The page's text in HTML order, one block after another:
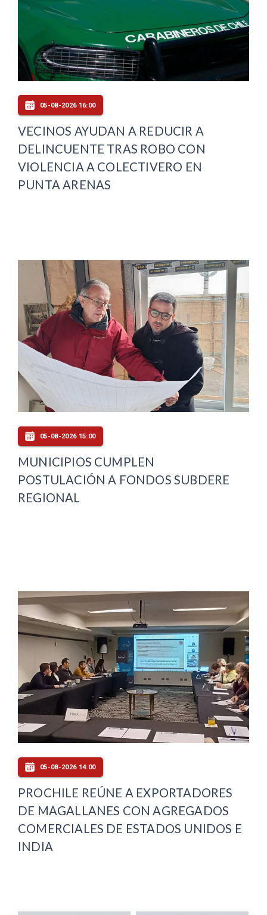
05-08-2026 16:00
VECINOS AYUDAN A REDUCIR A
DELINCUENTE TRAS ROBO CON
VIOLENCIA A COLECTIVERO EN
PUNTA ARENAS
05-08-2026 15:00
MUNICIPIOS CUMPLEN
POSTULACIÓN A FONDOS SUBDERE
REGIONAL
05-08-2026 14:00
PROCHILE REÚNE A EXPORTADORES
DE MAGALLANES CON AGREGADOS
COMERCIALES DE ESTADOS UNIDOS E
INDIA